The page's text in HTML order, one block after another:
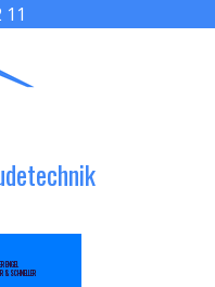
ENGEL
& SCHNELLER